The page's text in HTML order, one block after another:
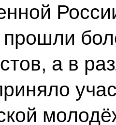
прошли
а в